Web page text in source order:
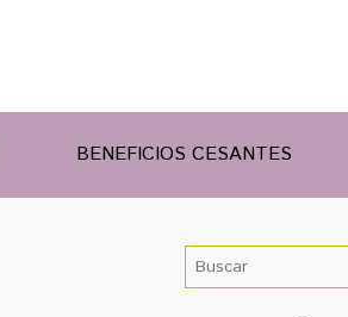
BENEFICIOS CESANTES